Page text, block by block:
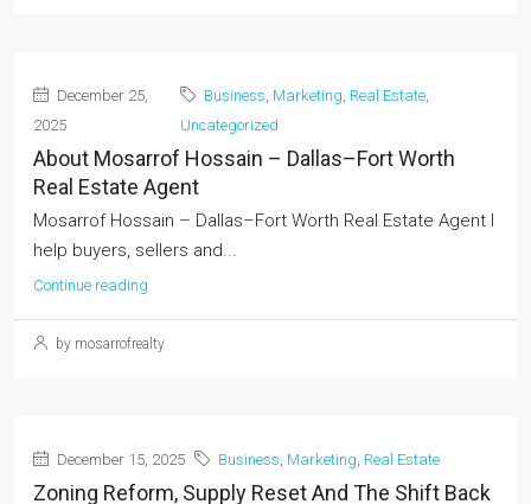
December 25,
2025
Business, Marketing, Real Estate,
Uncategorized
About Mosarrof Hossain – Dallas–Fort Worth
Real Estate Agent
Mosarrof Hossain – Dallas–Fort Worth Real Estate Agent I
help buyers, sellers and...
Continue reading
by mosarrofrealty
December 15, 2025 Business, Marketing, Real Estate
Zoning Reform, Supply Reset And The Shift Back